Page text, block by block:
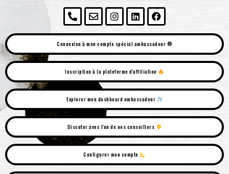
Connexion à mon compte spécial ambassadeur ®️
Inscription à la plateforme d'affiliation
Explorer mon dashboard ambassadeur
Discuter avec l'un de nos conseillers
Configurer mon compte